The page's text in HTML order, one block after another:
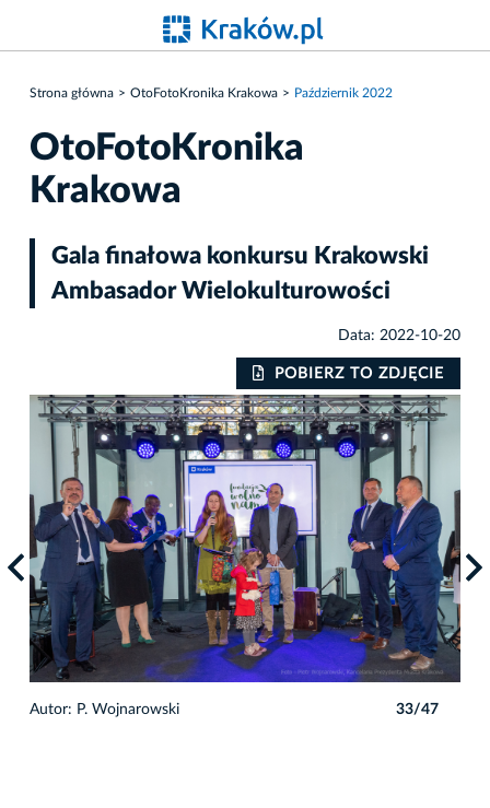
Strona główna OtoFotoKronika Krakowa Październik 2022
OtoFotoKronika
Krakowa
Gala finałowa konkursu Krakowski
Ambasador Wielokulturowości
Data: 2022-10-20
POBIERZ TO ZDJĘCIE
Autor: P. Wojnarowski 33/47